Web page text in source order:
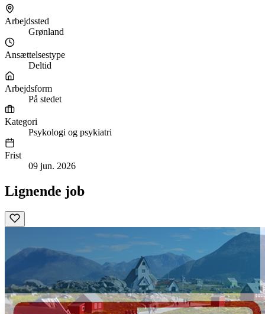
Arbejdssted
Grønland
Ansættelsestype
Deltid
Arbejdsform
På stedet
Kategori
Psykologi og psykiatri
Frist
09 jun. 2026
Lignende job